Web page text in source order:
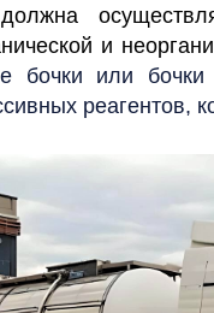
и
бочки или